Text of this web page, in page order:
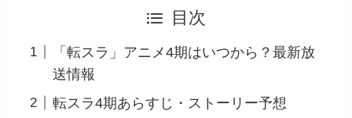
目次
「転スラ」アニメ4期はいつから？最新放
送情報
転スラ4期あらすじ・ストーリー予想